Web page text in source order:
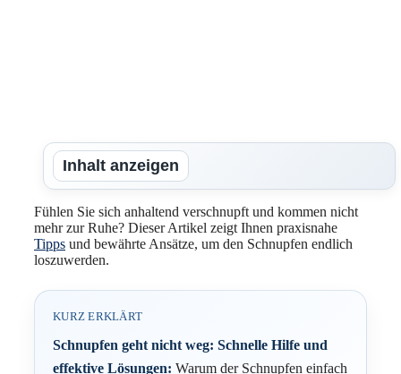
Inhalt anzeigen
Fühlen Sie sich anhaltend verschnupft und kommen nicht
mehr zur Ruhe? Dieser Artikel zeigt Ihnen praxisnahe
Tipps und bewährte Ansätze, um den Schnupfen endlich
loszuwerden.
KURZ ERKLÄRT
Schnupfen geht nicht weg: Schnelle Hilfe und
effektive Lösungen: Warum der Schnupfen einfach